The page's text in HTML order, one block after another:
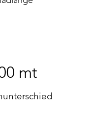
mt